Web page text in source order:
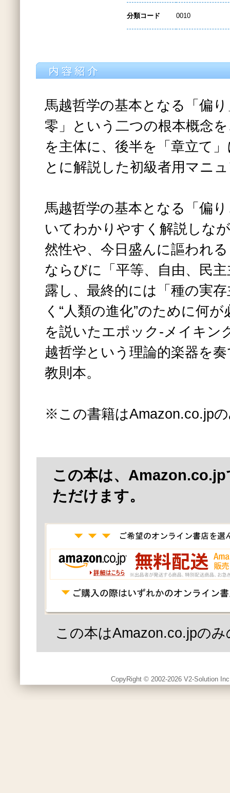
分類コード 0010
馬越哲学の基本となる「偏
零」という二つの根本概念
を主体に、後半を「章立て
とに解説した初級者用マニ
馬越哲学の基本となる「偏
いてわかりやすく解説しな
然性や、今日盛んに謳われ
ならびに「平等、自由、民
露し、最終的には「種の実
く“人類の進化”のために何
を説いたエポック‐メイキン
越哲学という理論的楽器を
教則本。
※この書籍はAmazon.co.jp
この本は、
ただけます。
この本はAmazon.co.jpの
CopyRight © 2002-2026 V2-Solution